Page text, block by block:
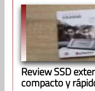
Review SSD
compacto y